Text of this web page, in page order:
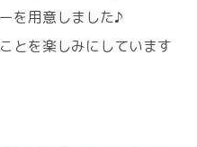
を用意しました♪
とを楽しみにしています